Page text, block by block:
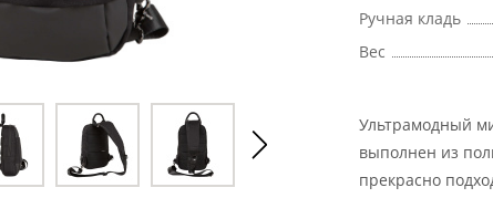
Ручная кладь
Вес
Ультрамодный
выполнен из
прекрасно